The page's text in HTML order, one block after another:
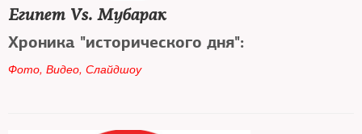
Египет Vs. Мубарак
Хроника "исторического дня":
Фото, Видео, Слайдшоу